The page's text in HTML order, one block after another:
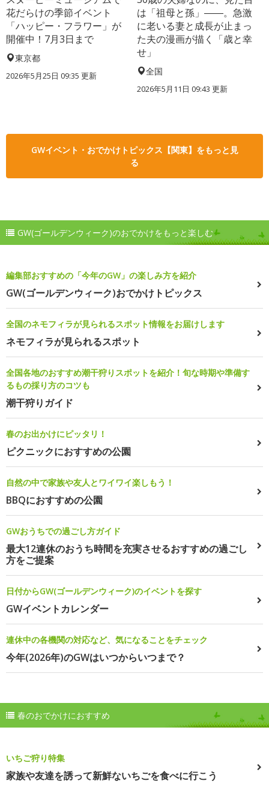
花だらけの季節イベント
「ハッピー・フラワー」が
開催中！7月3日まで
東京都
2026年5月25日 09:35 更新
は「祖母と孫」――。急激
に老いる妻と成長が止まっ
た夫の漫画が描く「歳と幸
せ」
全国
2026年5月11日 09:43 更新
GWイベント・おでかけトピックス【関東】をもっと見
る
GW(ゴールデンウィーク)のおでかけをもっと楽しむ
編集部おすすめの「今年のGW」の楽しみ方を紹介
GW(ゴールデンウィーク)おでかけトピックス
全国のネモフィラが見られるスポット情報をお届けします
ネモフィラが見られるスポット
全国各地のおすすめ潮干狩りスポットを紹介！旬な時期や準備す
るもの採り方のコツも
潮干狩りガイド
春のお出かけにピッタリ！
ピクニックにおすすめの公園
自然の中で家族や友人とワイワイ楽しもう！
BBQにおすすめの公園
GWおうちでの過ごし方ガイド
最大12連休のおうち時間を充実させるおすすめの過ごし
方をご提案
日付からGW(ゴールデンウィーク)のイベントを探す
GWイベントカレンダー
連休中の各機関の対応など、気になることをチェック
今年(2026年)のGWはいつからいつまで？
春のおでかけにおすすめ
いちご狩り特集
家族や友達を誘って新鮮ないちごを食べに行こう